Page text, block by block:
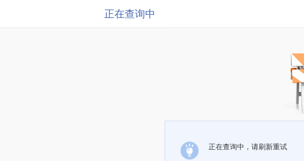
正在查询中
正在查询中，请刷新重试